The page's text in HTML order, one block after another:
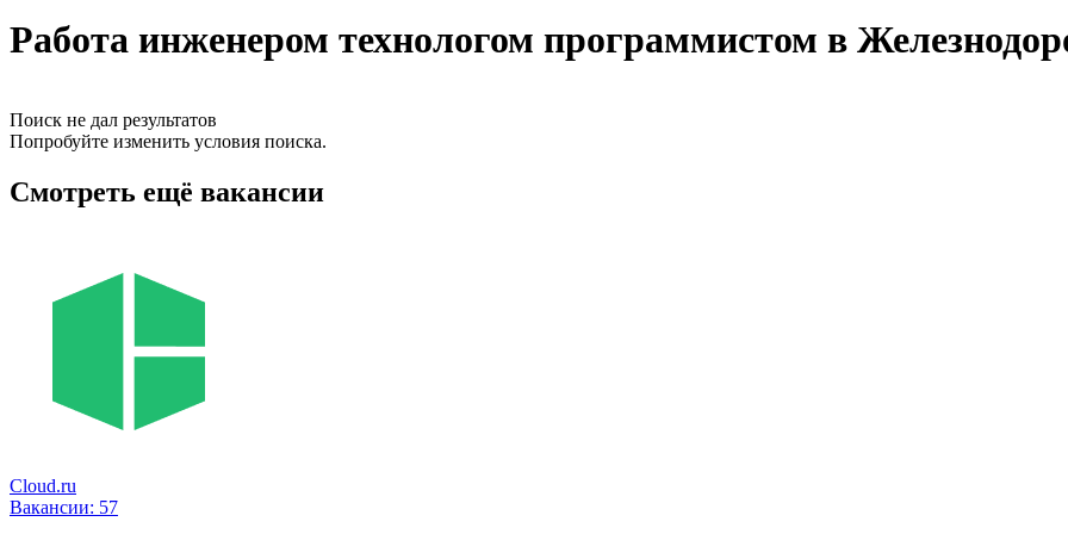
Работа инженером технологом программистом в
Поиск не дал результатов
Попробуйте изменить условия поиска.
Смотреть ещё вакансии
Cloud.ru
Вакансии: 57